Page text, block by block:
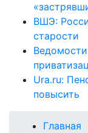
ВШЭ:
старости
Ura.ru:
повысить
Главная